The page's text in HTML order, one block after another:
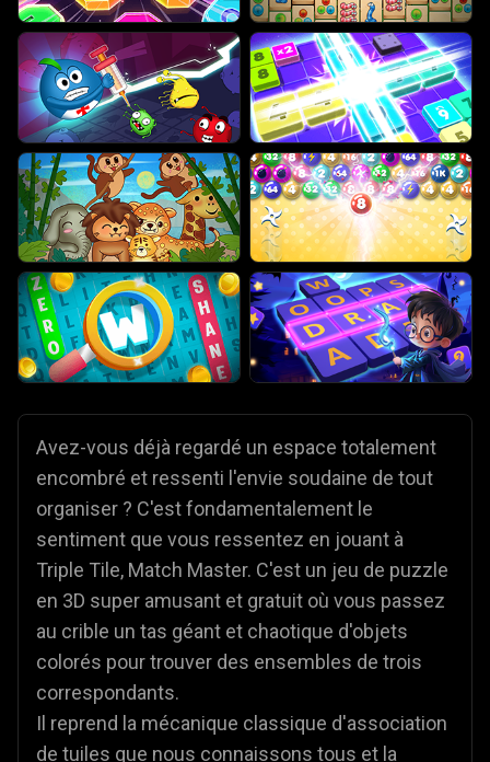
Avez-vous déjà regardé un espace totalement
encombré et ressenti l'envie soudaine de tout
organiser ? C'est fondamentalement le
sentiment que vous ressentez en jouant à
Triple Tile, Match Master. C'est un jeu de puzzle
en 3D super amusant et gratuit où vous passez
au crible un tas géant et chaotique d'objets
colorés pour trouver des ensembles de trois
correspondants.
Il reprend la mécanique classique d'association
de tuiles que nous connaissons tous et la